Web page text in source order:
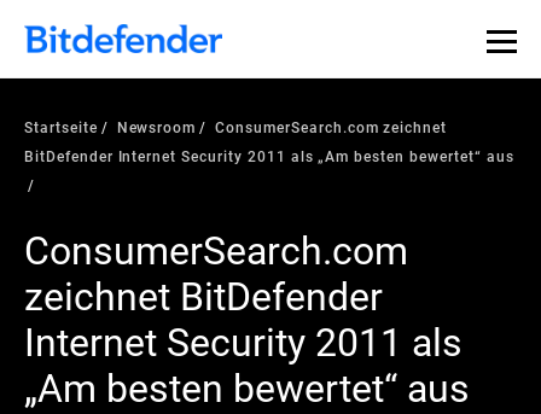
Startseite Newsroom
ConsumerSearch.com zeichnet
BitDefender Internet Security 2011 als „Am besten bewertet“ aus
ConsumerSearch.com
zeichnet BitDefender
Internet Security 2011 als
„Am besten bewertet“ aus